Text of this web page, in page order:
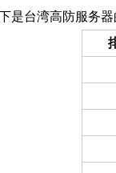
是台湾高防服务器